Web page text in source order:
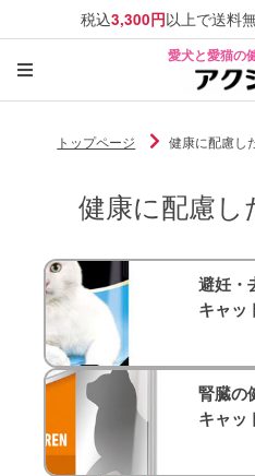
税込3,300円以上で送料
愛犬と愛猫の
トップページ 健康に配慮し
健康に配慮し
避妊・
キャッ
腎臓の
キャッ